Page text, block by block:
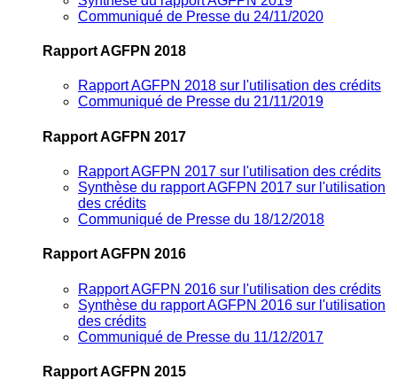
Communiqué de Presse du 24/11/2020
Rapport AGFPN 2018
Rapport AGFPN 2018 sur l'utilisation des crédits
Communiqué de Presse du 21/11/2019
Rapport AGFPN 2017
Rapport AGFPN 2017 sur l'utilisation des crédits
Synthèse du rapport AGFPN 2017 sur l'utilisation
des crédits
Communiqué de Presse du 18/12/2018
Rapport AGFPN 2016
Rapport AGFPN 2016 sur l'utilisation des crédits
Synthèse du rapport AGFPN 2016 sur l'utilisation
des crédits
Communiqué de Presse du 11/12/2017
Rapport AGFPN 2015